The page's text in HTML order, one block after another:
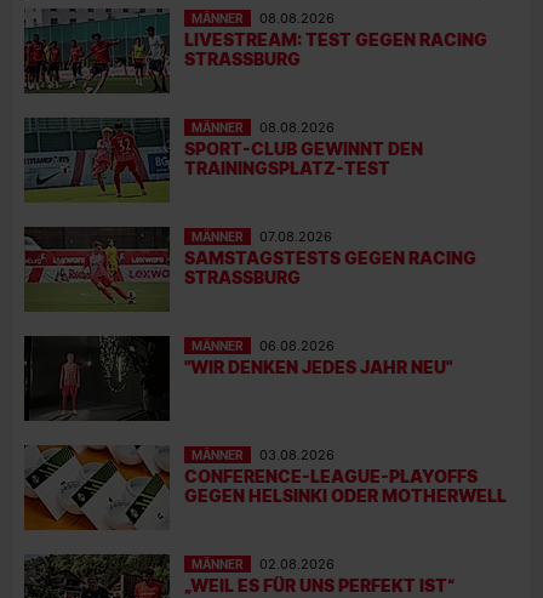
MÄNNER 08.08.2026
LIVESTREAM: TEST GEGEN RACING
STRASSBURG
MÄNNER 08.08.2026
SPORT-CLUB GEWINNT DEN
TRAININGSPLATZ-TEST
MÄNNER 07.08.2026
SAMSTAGSTESTS GEGEN RACING
STRASSBURG
MÄNNER 06.08.2026
"WIR DENKEN JEDES JAHR NEU"
MÄNNER 03.08.2026
CONFERENCE-LEAGUE-PLAYOFFS
GEGEN HELSINKI ODER MOTHERWELL
MÄNNER 02.08.2026
„WEIL ES FÜR UNS PERFEKT IST“